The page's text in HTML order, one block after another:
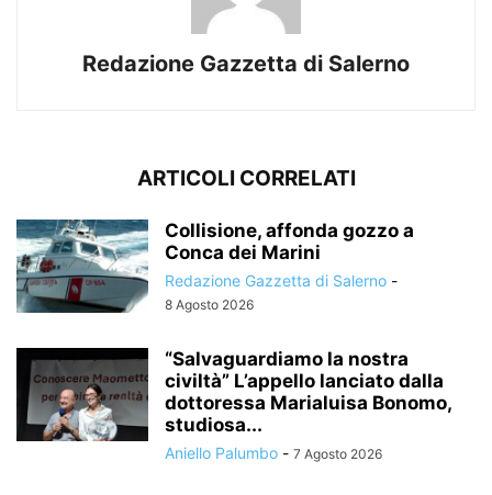
Redazione Gazzetta di Salerno
ARTICOLI CORRELATI
Collisione, affonda gozzo a
Conca dei Marini
Redazione Gazzetta di Salerno -
8 Agosto 2026
“Salvaguardiamo la nostra
civiltà” L’appello lanciato dalla
dottoressa Marialuisa Bonomo,
studiosa...
Aniello Palumbo - 7 Agosto 2026